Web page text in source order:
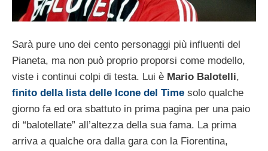
Sarà pure uno dei cento personaggi più influenti del
Pianeta, ma non può proprio proporsi come modello,
viste i continui colpi di testa. Lui è Mario Balotelli,
finito della lista delle Icone del Time solo qualche
giorno fa ed ora sbattuto in prima pagina per una paio
di “balotellate” all’altezza della sua fama. La prima
arriva a qualche ora dalla gara con la Fiorentina,